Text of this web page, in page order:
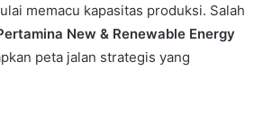
memacu kapasitas produksi. Salah
New & Renewable Energy
peta jalan strategis yang